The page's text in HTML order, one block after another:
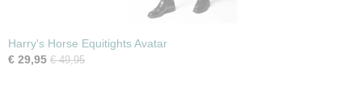
Harry's Horse Equitights Avatar
€ 29,95 € 49,95